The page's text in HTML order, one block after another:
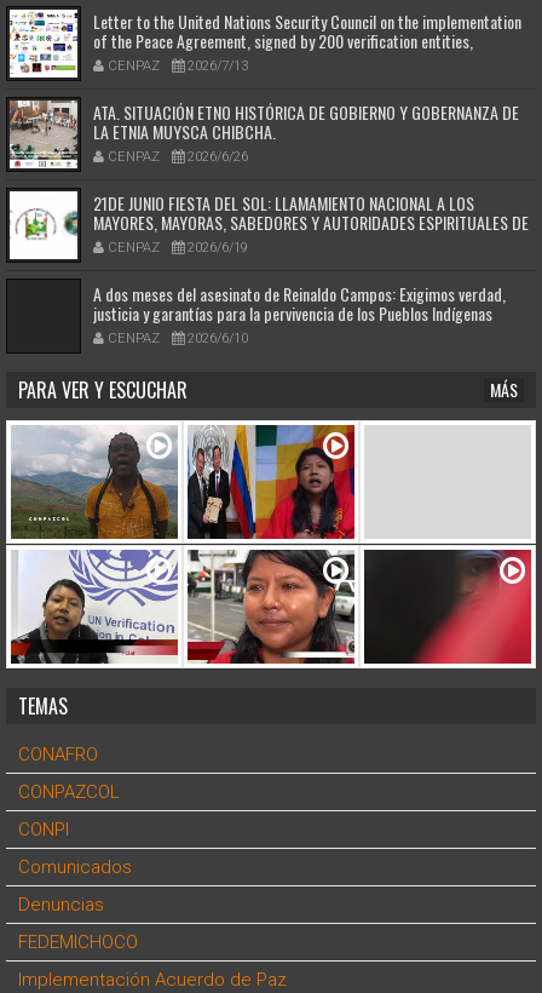
Letter to the United Nations Security Council on the implementation
of the Peace Agreement, signed by 200 verification entities,
authorities of the Afro-Colombian and Indigenous peoples, victims,
and Colombian and international human rights organizations. (Español
CENPAZ 2026/7/13
ATA. SITUACIÓN ETNO HISTÓRICA DE GOBIERNO Y GOBERNANZA DE
LA ETNIA MUYSCA CHIBCHA.
CENPAZ 2026/6/26
21DE JUNIO FIESTA DEL SOL: LLAMAMIENTO NACIONAL A LOS
MAYORES, MAYORAS, SABEDORES Y AUTORIDADES ESPIRITUALES DE
LOS PUEBLOS ORIGINARIOS DE COLOMBIA
CENPAZ 2026/6/19
A dos meses del asesinato de Reinaldo Campos: Exigimos verdad,
justicia y garantías para la pervivencia de los Pueblos Indígenas
CENPAZ 2026/6/10
PARA VER Y ESCUCHAR MÁS
TEMAS
CONAFRO
CONPAZCOL
CONPI
Comunicados
Denuncias
FEDEMICHOCO
Implementación Acuerdo de Paz